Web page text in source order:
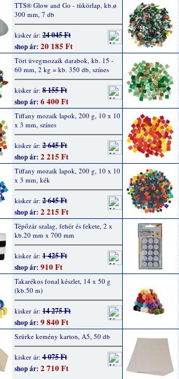
TTS® Glow and Go - tükörlap, kb.ø
300 mm, 7 db
kisker ár: 24 045 Ft
shop ár: 20 185 Ft
Tört üvegmozaik darabok, kb. 15 -
60 mm, 2 kg = kb. 350 db, színes
kisker ár: 8 155 Ft
shop ár: 6 400 Ft
Tiffany mozaik lapok, 200 g, 10 x 10
x 3 mm, színes
kisker ár: 2 645 Ft
shop ár: 2 215 Ft
Tiffany mozaik lapok, 200 g, 10 x 10
x 3 mm, kék
kisker ár: 2 645 Ft
shop ár: 2 215 Ft
Tépőzár szalag, fehér és fekete, 2 x
kb.20 mm x 700 mm
kisker ár: 1 425 Ft
shop ár: 910 Ft
Takarékos fonal készlet, 14 x 50 g
(kb.50 m)
kisker ár: 14 275 Ft
shop ár: 9 840 Ft
Szürke kemény karton, A5, 50 db
kisker ár: 4 075 Ft
shop ár: 2 710 Ft